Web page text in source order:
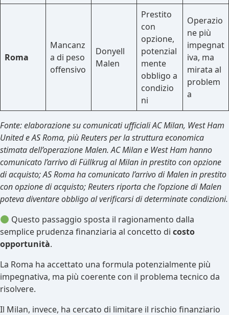
Roma
Mancanz
a di peso
offensivo
Donyell
Malen
Prestito
con
opzione,
potenzial
mente
obbligo a
condizio
ni
Operazio
ne più
impegnat
iva, ma
mirata al
problem
a
Fonte: elaborazione su comunicati ufficiali AC Milan, West Ham
United e AS Roma, più Reuters per la struttura economica
stimata dell’operazione Malen. AC Milan e West Ham hanno
comunicato l’arrivo di Füllkrug al Milan in prestito con opzione
di acquisto; AS Roma ha comunicato l’arrivo di Malen in prestito
con opzione di acquisto; Reuters riporta che l’opzione di Malen
poteva diventare obbligo al verificarsi di determinate condizioni.
Questo passaggio sposta il ragionamento dalla
semplice prudenza finanziaria al concetto di costo
opportunità.
La Roma ha accettato una formula potenzialmente più
impegnativa, ma più coerente con il problema tecnico da
risolvere.
Il Milan, invece, ha cercato di limitare il rischio finanziario